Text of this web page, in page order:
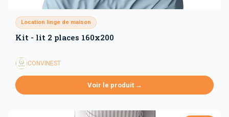
Location linge de maison
Kit - lit 2 places 160x200
CONVINEST
Voir le produit →